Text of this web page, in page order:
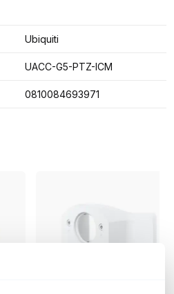
Ubiquiti
UACC-G5-PTZ-ICM
0810084693971